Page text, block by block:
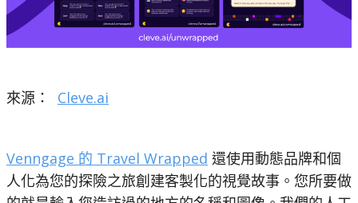
來源： Cleve.ai
Venngage 的 Travel Wrapped 還使用動態品牌和個
人化為您的探險之旅創建客製化的視覺故事。您所要做